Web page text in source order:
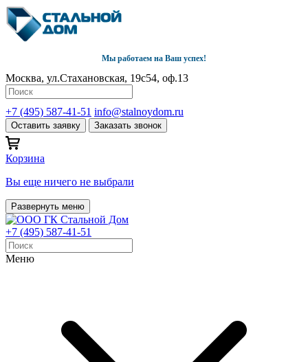
Мы работаем на Ваш успех!
Москва, ул.Стахановская, 19с54, оф.13
+7 (495) 587-41-51 info@stalnoydom.ru
Оставить заявку Заказать звонок
Корзина
Вы еще ничего не выбрали
Развернуть меню
+7 (495) 587-41-51
Меню